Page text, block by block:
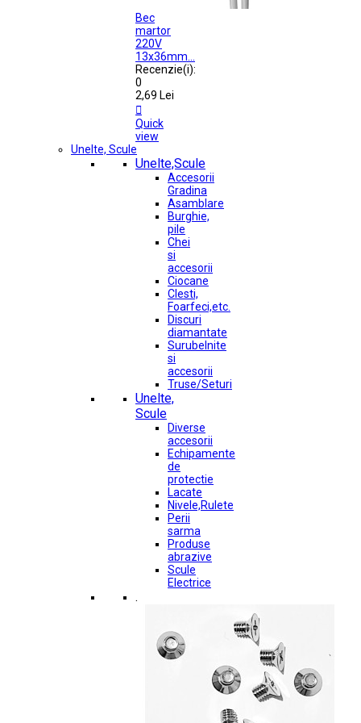
Bec
martor
220V
13x36mm...
Recenzie(i):
0
2,69 Lei

Quick
view
Unelte, Scule
Unelte,Scule
Accesorii
Gradina
Asamblare
Burghie,
pile
Chei
si
accesorii
Ciocane
Clesti,
Foarfeci,etc.
Discuri
diamantate
Surubelnite
si
accesorii
Truse/Seturi
Unelte,
Scule
Diverse
accesorii
Echipamente
de
protectie
Lacate
Nivele,Rulete
Perii
sarma
Produse
abrazive
Scule
Electrice
.